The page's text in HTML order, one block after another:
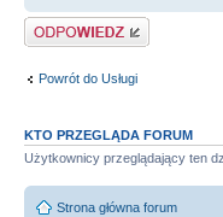
Odpowiedz
Powrót do Usługi
KTO PRZEGLĄDA FORUM
Użytkownicy przeglądający ten
Strona główna forum